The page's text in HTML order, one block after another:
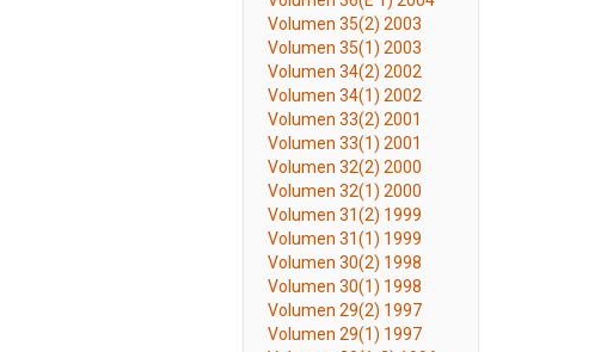
Volumen 35(2) 2003
Volumen 35(1) 2003
Volumen 34(2) 2002
Volumen 34(1) 2002
Volumen 33(2) 2001
Volumen 33(1) 2001
Volumen 32(2) 2000
Volumen 32(1) 2000
Volumen 31(2) 1999
Volumen 31(1) 1999
Volumen 30(2) 1998
Volumen 30(1) 1998
Volumen 29(2) 1997
Volumen 29(1) 1997